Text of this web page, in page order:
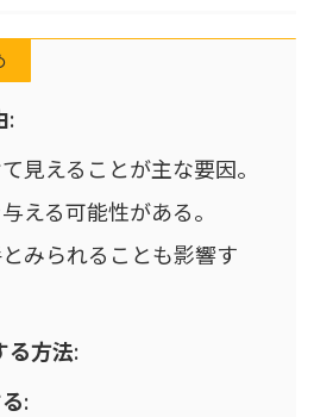
:
見えることが主な要因。
える可能性がある。
みられることも影響す
る方法:
: